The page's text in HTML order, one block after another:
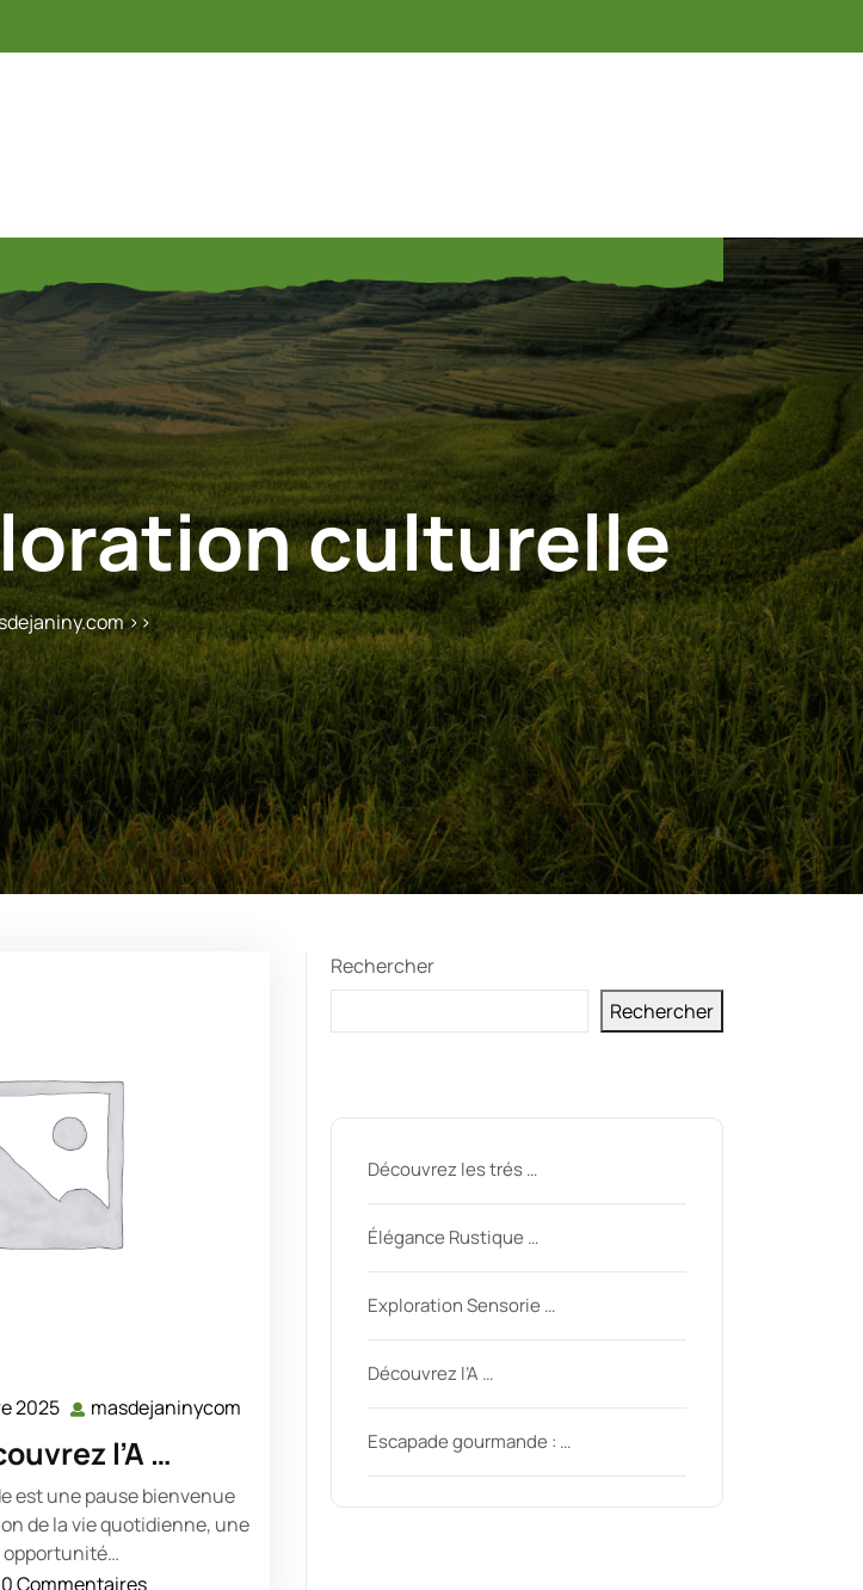
culturelle
>>
2025 08
décembre
2025
masdejaninycom masdejaninycom
l’A …
est une pause bienvenue
de la vie quotidienne, une
opportunité…
0 Commentaires
Rechercher
Rechercher
Découvrez les trés …
Élégance Rustique …
Exploration Sensorie …
Découvrez l’A …
Escapade gourmande : …